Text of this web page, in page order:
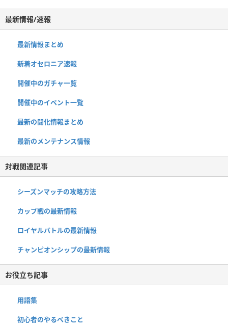
最新情報/速報
最新情報まとめ
新着オセロニア速報
開催中のガチャ一覧
開催中のイベント一覧
最新の闘化情報まとめ
最新のメンテナンス情報
対戦関連記事
シーズンマッチの攻略方法
カップ戦の最新情報
ロイヤルバトルの最新情報
チャンピオンシップの最新情報
お役立ち記事
用語集
初心者のやるべきこと